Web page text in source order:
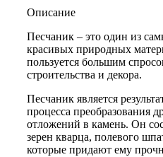
Описание
Песчаник – это один из
красивых природных
пользуется большим
строительства и декора.
Песчаник является
процесса преобразования
отложений в камень. Он
зерен кварца, полевого
которые придают ему